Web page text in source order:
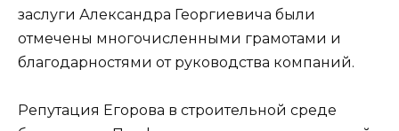
заслуги Александра Георгиевича были
отмечены многочисленными грамотами и
благодарностями от руководства компаний.
Репутация Егорова в строительной среде